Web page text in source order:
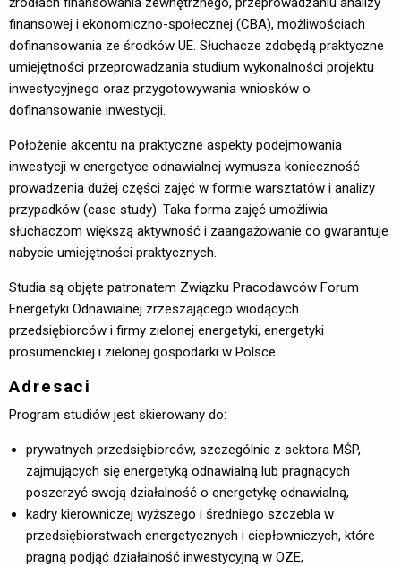
finansowej i ekonomiczno-społecznej (CBA), możliwościach
dofinansowania ze środków UE. Słuchacze zdobędą praktyczne
umiejętności przeprowadzania studium wykonalności projektu
inwestycyjnego oraz przygotowywania wniosków o
dofinansowanie inwestycji.
Położenie akcentu na praktyczne aspekty podejmowania
inwestycji w energetyce odnawialnej wymusza konieczność
prowadzenia dużej części zajęć w formie warsztatów i analizy
przypadków (case study). Taka forma zajęć umożliwia
słuchaczom większą aktywność i zaangażowanie co gwarantuje
nabycie umiejętności praktycznych.
Studia są objęte patronatem Związku Pracodawców Forum
Energetyki Odnawialnej zrzeszającego wiodących
przedsiębiorców i firmy zielonej energetyki, energetyki
prosumenckiej i zielonej gospodarki w Polsce.
Adresaci
Program studiów jest skierowany do:
prywatnych przedsiębiorców, szczególnie z sektora MŚP,
zajmujących się energetyką odnawialną lub pragnących
poszerzyć swoją działalność o energetykę odnawialną,
kadry kierowniczej wyższego i średniego szczebla w
przedsiębiorstwach energetycznych i ciepłowniczych, które
pragną podjąć działalność inwestycyjną w OZE,